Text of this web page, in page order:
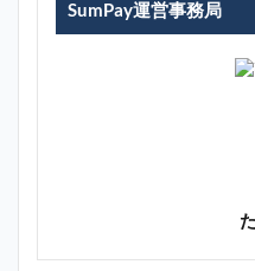
SumPay運営事務局